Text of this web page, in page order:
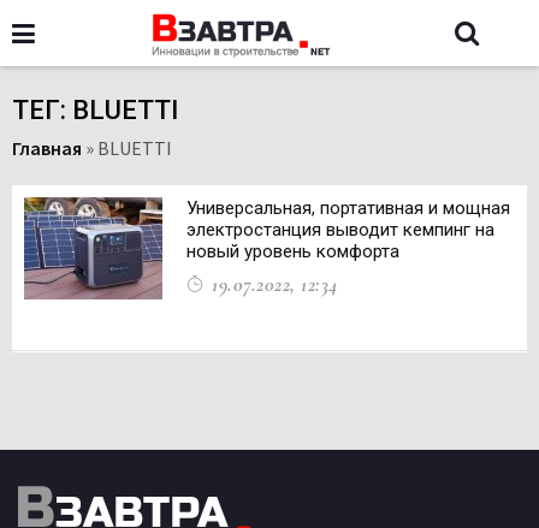
ТЕГ: BLUETTI
Главная » BLUETTI
Универсальная, портативная и мощная
электростанция выводит кемпинг на
новый уровень комфорта
19.07.2022, 12:34